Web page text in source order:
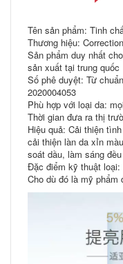
Tên sản phẩm: Tinh
Thương hiệu: Correction
Sản phẩm duy nhất
sản xuất tại trung quốc
Số phê duyệt: Từ
2020004053
Phù hợp với loại da:
Thời gian đưa ra thị
Hiệu quả: Cải thiện
cải thiện làn da xỉn
soát dầu, làm sáng
Đặc điểm kỹ thuật
Cho dù đó là mỹ